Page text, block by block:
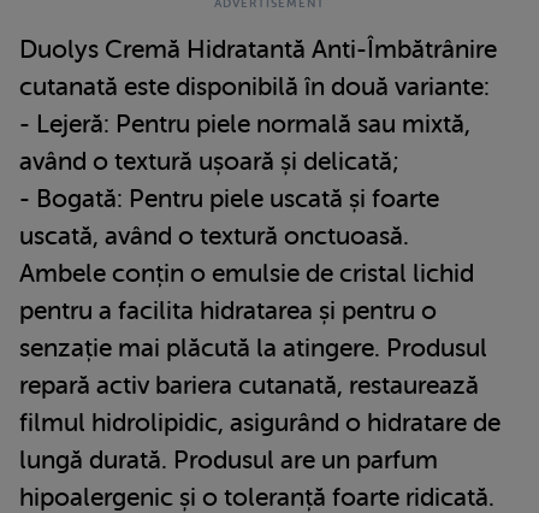
Duolys Cremă Hidratantă Anti-Îmbătrânire
cutanată este disponibilă în două variante:
- Lejeră: Pentru piele normală sau mixtă,
având o textură ușoară și delicată;
- Bogată: Pentru piele uscată și foarte
uscată, având o textură onctuoasă.
Ambele conțin o emulsie de cristal lichid
pentru a facilita hidratarea și pentru o
senzație mai plăcută la atingere. Produsul
repară activ bariera cutanată, restaurează
filmul hidrolipidic, asigurând o hidratare de
lungă durată. Produsul are un parfum
hipoalergenic și o toleranță foarte ridicată.